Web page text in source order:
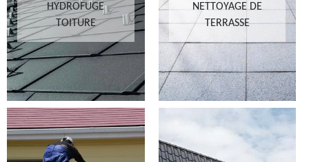
HYDROFUGE
TOITURE
NETTOYAGE DE
TERRASSE